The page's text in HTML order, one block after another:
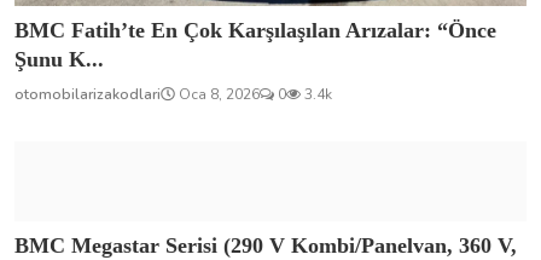
BMC Fatih’te En Çok Karşılaşılan Arızalar: “Önce
Şunu K...
otomobilarizakodlari Oca 8, 2026 0 3.4k
BMC Megastar Serisi (290 V Kombi/Panelvan, 360 V,